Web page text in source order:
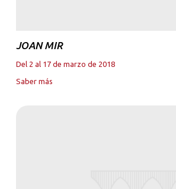
JOAN MIR
Del 2 al 17 de marzo de 2018
Saber más